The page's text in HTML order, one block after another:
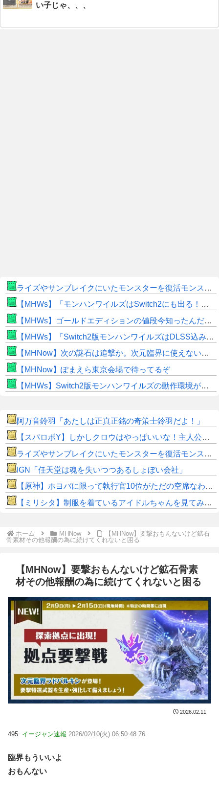
い子じゃ、、、
ライズやサンブレイクにいたモンスターを復活モンスターと呼ぶのはやめよう
【MHWs】「モンハンワイルズはSwitch2にも出る！」👈こいつにかけたい言葉ｗｗｗｗｗｗｗｗｗ
【MHWs】ゴールドエディションの値段今知ったんだけどやっっっっっっすwwwww
【MHWs】「Switch2版モンハンワイルズはDLSS込みで最大1440p動作」
【MHNow】次の謎石は追撃か。次元臨界に使えない時点で闘気活性以下のスキルだわ
【MHNow】ぽまえら東京会場で待ってるぞ
【MHWs】Switch2版モンハンワイルズの動作環境が判明！
阿万音鈴羽「あたしは正真正銘の奇策士鈴羽だよ！」
【スパロボY】しかしクロウはやっぱいいな！主人公として魅力的すぎる…！
ライズやサンブレイクにいたモンスターを復活モンスターと呼ぶのはやめよう
IGN「任天堂は魂を失いつつあるしょぼい会社」
【原神】ホヨバに限って執行官10位がただの空席なわけない！
【ミリシタ】制服を着ているアイドルちゃんを見てみよう👀
ホーム MHNow
【MHNow】要撃おもんないけど鉱石
骨素材その他報酬の為に続けてくれないと困る
【MHNow】要撃おもんないけど鉱石骨素
材その他報酬の為に続けてくれないと困る
2026.02.11
495: イージャン速報 2026/02/10(火) 06:50:48.76
臨界もういいよ
おもんない